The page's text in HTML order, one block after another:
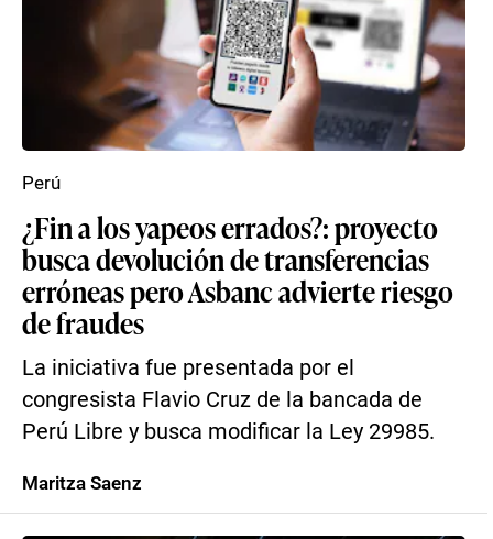
¿Fin a los yapeos errados?: proyecto
busca devolución de transferencias
erróneas pero Asbanc advierte riesgo
de fraudes
La iniciativa fue presentada por el
congresista Flavio Cruz de la bancada de
Perú Libre y busca modificar la Ley 29985.
Perú
Maritza Saenz